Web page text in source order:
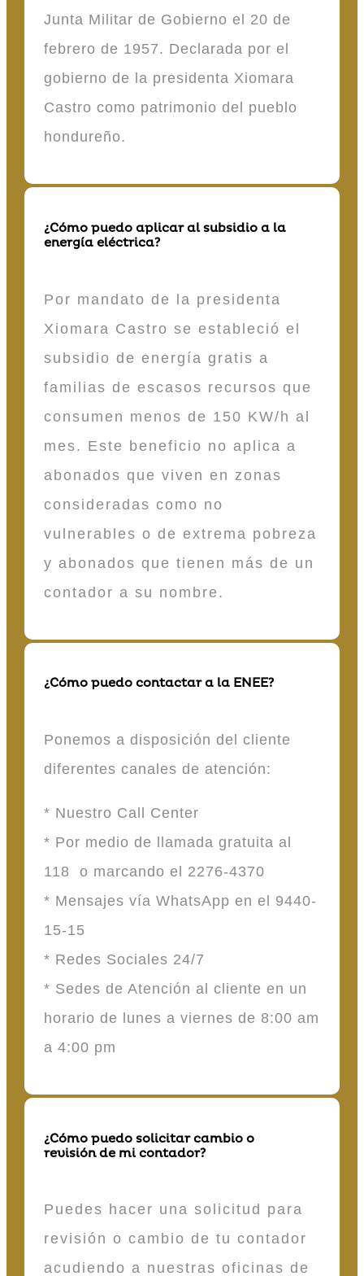
Junta Militar de Gobierno el 20 de
febrero de 1957. Declarada por el
gobierno de la presidenta Xiomara
Castro como patrimonio del pueblo
hondureño.
¿Cómo puedo aplicar al subsidio a la
energía eléctrica?
Por mandato de la presidenta
Xiomara Castro se estableció el
subsidio de energía gratis a
familias de escasos recursos que
consumen menos de 150 KW/h al
mes. Este beneficio no aplica a
abonados que viven en zonas
consideradas como no
vulnerables o de extrema pobreza
y abonados que tienen más de un
contador a su nombre.
¿Cómo puedo contactar a la ENEE?
Ponemos a disposición del cliente
diferentes canales de atención:
* Nuestro Call Center
* Por medio de llamada gratuita al
118 o marcando el 2276-4370
* Mensajes vía WhatsApp en el 9440-
15-15
* Redes Sociales 24/7
* Sedes de Atención al cliente en un
horario de lunes a viernes de 8:00 am
a 4:00 pm
¿Cómo puedo solicitar cambio o
revisión de mi contador?
Puedes hacer una solicitud para
revisión o cambio de tu contador
acudiendo a nuestras oficinas de